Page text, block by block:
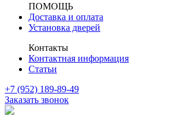
ПОМОЩЬ
Доставка и оплата
Установка дверей
Контакты
Контактная информация
Статьи
+7 (952) 189-89-49
Заказать звонок